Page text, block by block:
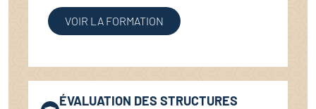
VOIR LA FORMATION
ÉVALUATION DES STRUCTURES